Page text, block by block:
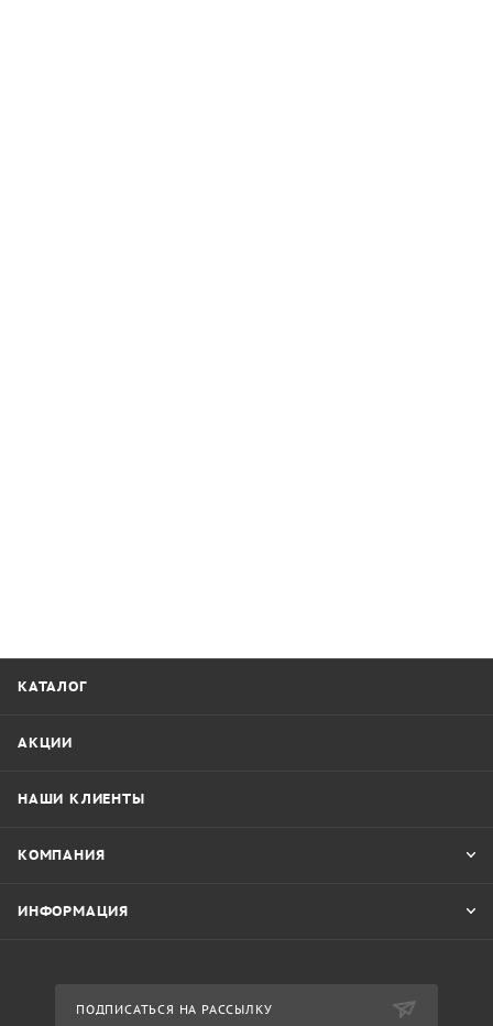
КАТАЛОГ
АКЦИИ
НАШИ КЛИЕНТЫ
КОМПАНИЯ
ИНФОРМАЦИЯ
ПОДПИСАТЬСЯ НА РАССЫЛКУ